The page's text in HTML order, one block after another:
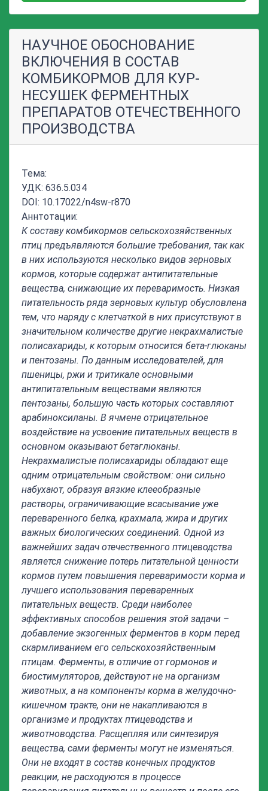
НАУЧНОЕ ОБОСНОВАНИЕ
ВКЛЮЧЕНИЯ В СОСТАВ
КОМБИКОРМОВ ДЛЯ КУР-
НЕСУШЕК ФЕРМЕНТНЫХ
ПРЕПАРАТОВ ОТЕЧЕСТВЕННОГО
ПРОИЗВОДСТВА
Тема:
УДК: 636.5.034
DOI: 10.17022/n4sw-r870
Аннтотации:
К составу комбикормов сельскохозяйственных
птиц предъявляются большие требования, так как
в них используются несколько видов зерновых
кормов, которые содержат антипитательные
вещества, снижающие их переваримость. Низкая
питательность ряда зерновых культур обусловлена
тем, что наряду с клетчаткой в них присутствуют в
значительном количестве другие некрахмалистые
полисахариды, к которым относится бета-глюканы
и пентозаны. По данным исследователей, для
пшеницы, ржи и тритикале основными
антипитательным веществами являются
пентозаны, большую часть которых составляют
арабиноксиланы. В ячмене отрицательное
воздействие на усвоение питательных веществ в
основном оказывают бетаглюканы.
Некрахмалистые полисахариды обладают еще
одним отрицательным свойством: они сильно
набухают, образуя вязкие клееобразные
растворы, ограничивающие всасывание уже
переваренного белка, крахмала, жира и других
важных биологических соединений. Одной из
важнейших задач отечественного птицеводства
является снижение потерь питательной ценности
кормов путем повышения переваримости корма и
лучшего использования переваренных
питательных веществ. Среди наиболее
эффективных способов решения этой задачи –
добавление экзогенных ферментов в корм перед
скармливанием его сельскохозяйственным
птицам. Ферменты, в отличие от гормонов и
биостимуляторов, действуют не на организм
животных, а на компоненты корма в желудочно-
кишечном тракте, они не накапливаются в
организме и продуктах птицеводства и
животноводства. Расщепляя или синтезируя
вещества, сами ферменты могут не изменяться.
Они не входят в состав конечных продуктов
реакции, не расходуются в процессе